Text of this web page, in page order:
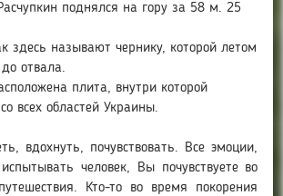
поднялся на гору за 58 м. 25
здесь называют чернику, которой летом
отвала.
плита, внутри которой
всех областей Украины.
вдохнуть, почувствовать. Все эмоции,
человек, Вы почувствуете во
Кто-то во время покорения